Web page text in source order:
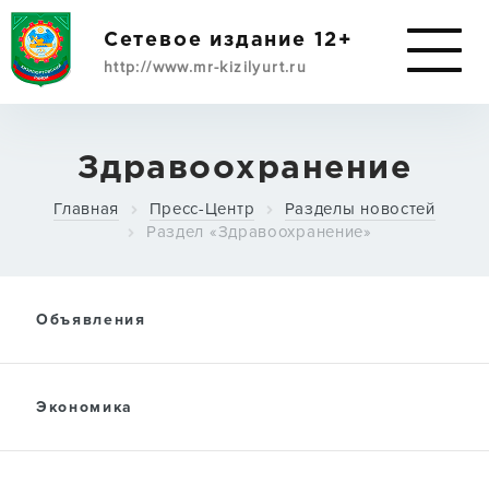
Сетевое издание 12+
http://www.mr-kizilyurt.ru
ИМУЩЕСТВЕННАЯ
ПОДДЕРЖКА
СУБЪЕКТАМ МСП
АДМИНИСТРАЦИЯ
Здравоохранение
Главная Пресс-Центр
Разделы новостей
Раздел «Здравоохранение»
Объявления
Экономика